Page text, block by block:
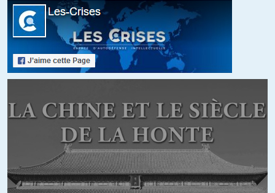
https://frenchamerican.org/young-leaders/earlier-classes/2009/
+22 ALERTER
RGT//13.04.2018 à 10h25
nombreux « journalistes » influents et bien placés qui permettent de
contrôler l’information des plus grands médias.
C’est aussi un point que précise Olivier dans cette entrevue
(traduction française de « Interview »).
Les actionnaires des médias recrutent des types qui ont les mêmes
« visions » qu’eux à des postes stratégiques, et ces types